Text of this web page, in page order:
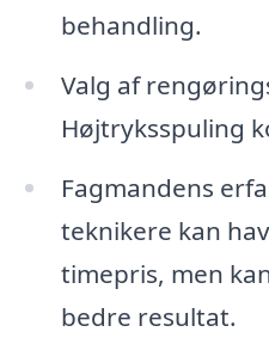
behandling.
Valg af
Højtryksspuling
Fagmandens
teknikere kan
timepris, men
bedre resultat.